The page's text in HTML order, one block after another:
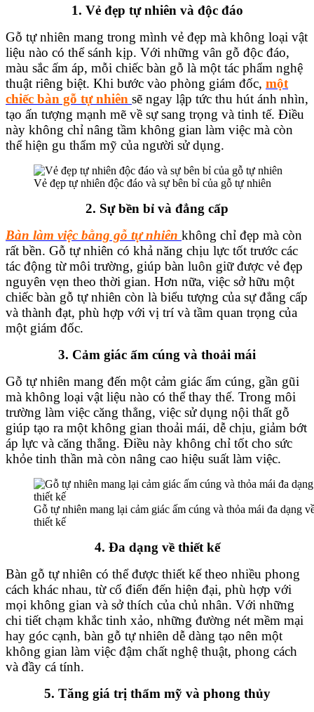
1. Vẻ đẹp tự nhiên và độc đáo
Gỗ tự nhiên mang trong mình vẻ đẹp mà không loại vật
liệu nào có thể sánh kịp. Với những vân gỗ độc đáo,
màu sắc ấm áp, mỗi chiếc bàn gỗ là một tác phẩm nghệ
thuật riêng biệt. Khi bước vào phòng giám đốc, một
chiếc bàn gỗ tự nhiên sẽ ngay lập tức thu hút ánh nhìn,
tạo ấn tượng mạnh mẽ về sự sang trọng và tinh tế. Điều
này không chỉ nâng tầm không gian làm việc mà còn
thể hiện gu thẩm mỹ của người sử dụng.
Vẻ đẹp tự nhiên độc đáo và sự bên bỉ của gỗ tự nhiên
2. Sự bền bỉ và đẳng cấp
Bàn làm việc bằng gỗ tự nhiên không chỉ đẹp mà còn
rất bền. Gỗ tự nhiên có khả năng chịu lực tốt trước các
tác động từ môi trường, giúp bàn luôn giữ được vẻ đẹp
nguyên vẹn theo thời gian. Hơn nữa, việc sở hữu một
chiếc bàn gỗ tự nhiên còn là biểu tượng của sự đẳng cấp
và thành đạt, phù hợp với vị trí và tầm quan trọng của
một giám đốc.
3. Cảm giác ấm cúng và thoải mái
Gỗ tự nhiên mang đến một cảm giác ấm cúng, gần gũi
mà không loại vật liệu nào có thể thay thế. Trong môi
trường làm việc căng thẳng, việc sử dụng nội thất gỗ
giúp tạo ra một không gian thoải mái, dễ chịu, giảm bớt
áp lực và căng thẳng. Điều này không chỉ tốt cho sức
khỏe tinh thần mà còn nâng cao hiệu suất làm việc.
Gỗ tự nhiên mang lại cảm giác ấm cúng và thỏa mái đa dạng
thiết kế
4. Đa dạng về thiết kế
Bàn gỗ tự nhiên có thể được thiết kế theo nhiều phong
cách khác nhau, từ cổ điển đến hiện đại, phù hợp với
mọi không gian và sở thích của chủ nhân. Với những
chi tiết chạm khắc tinh xảo, những đường nét mềm mại
hay góc cạnh, bàn gỗ tự nhiên dễ dàng tạo nên một
không gian làm việc đậm chất nghệ thuật, phong cách
và đầy cá tính.
5. Tăng giá trị thẩm mỹ và phong thủy